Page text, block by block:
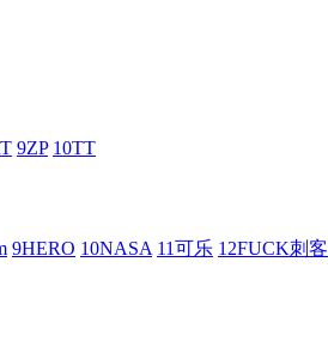
9ZP 10TT
9HERO 10NASA 11可乐 12FUCK刺客